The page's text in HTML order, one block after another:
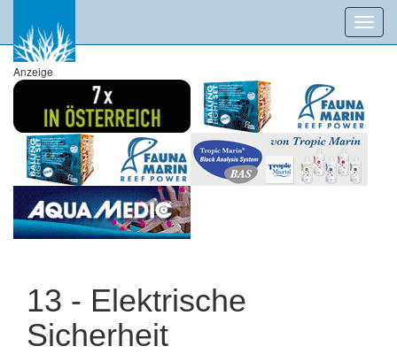
Anzeige
13 - Elektrische
Sicherheit